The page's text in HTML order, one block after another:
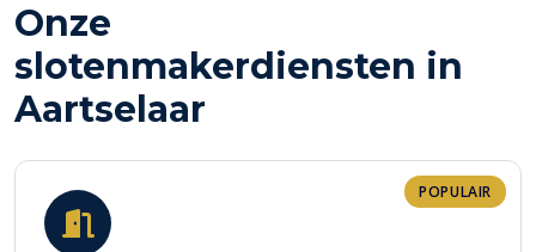
Onze
slotenmakerdiensten in
Aartselaar
POPULAIR